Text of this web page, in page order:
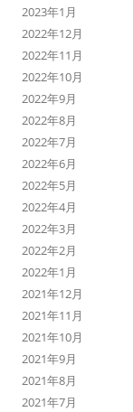
2023年1月
2022年12月
2022年11月
2022年10月
2022年9月
2022年8月
2022年7月
2022年6月
2022年5月
2022年4月
2022年3月
2022年2月
2022年1月
2021年12月
2021年11月
2021年10月
2021年9月
2021年8月
2021年7月